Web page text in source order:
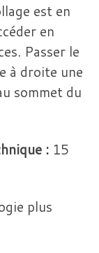
est en
en
Passer le
à droite une
sommet du
: 15
plus